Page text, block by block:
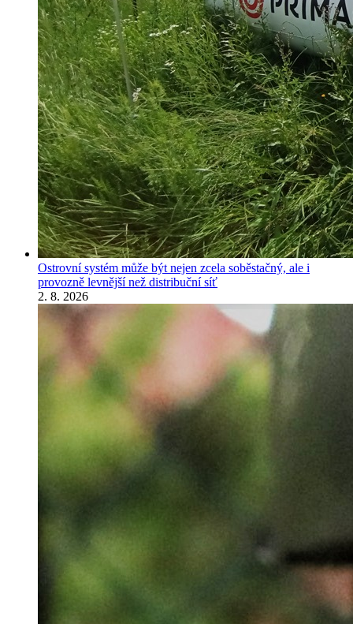
Ostrovní systém může být nejen zcela soběstačný, ale i
provozně levnější než distribuční síť
2. 8. 2026